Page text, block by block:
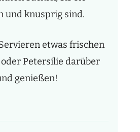
und knusprig sind.
etwas frischen
Petersilie darüber
genießen!